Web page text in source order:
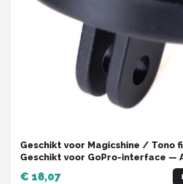
Geschikt voor Magicshine / Tono
Geschikt voor GoPro-interface —
montage van voorlicht onder de
€ 18,07